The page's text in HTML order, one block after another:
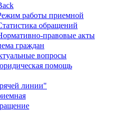
работы приемной
обращений
правовые акты
граждан
вопросы
помощь
линии"